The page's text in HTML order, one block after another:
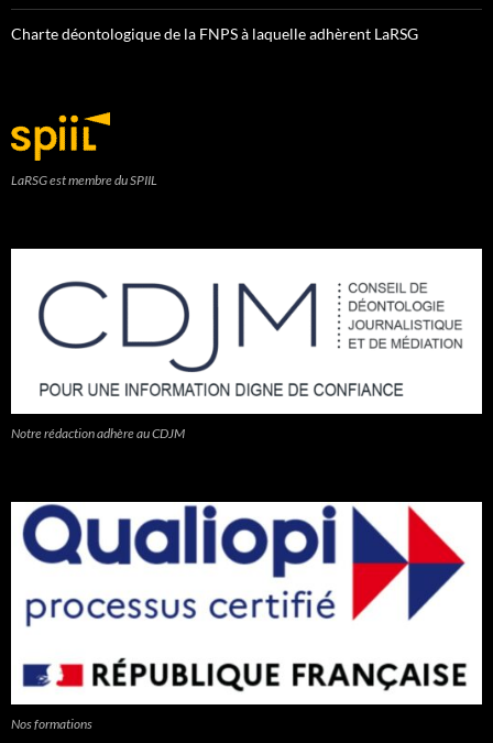
Charte déontologique de la FNPS à laquelle adhèrent LaRSG
LaRSG est membre du SPIIL
Notre rédaction adhère au CDJM
Nos formations